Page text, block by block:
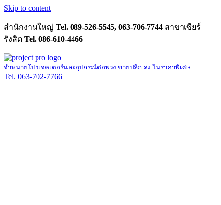
Skip to content
สำนักงานใหญ่ Tel. 089-526-5545, 063-706-7744 สาขาเซียร์
รังสิต Tel. 086-610-4466
จำหน่ายโปรเจคเตอร์และอุปกรณ์ต่อพ่วง ขายปลีก-ส่ง ในราคาพิเศษ
Tel. 063-702-7766